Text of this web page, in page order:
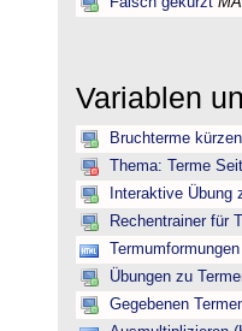
Variablen
Bruchterme
Thema: Terme
Interaktive Übung
Rechentrainer für
Termumformungen
Übungen zu
Gegebenen